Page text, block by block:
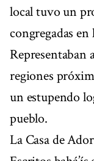
local tuvo un
congregadas
Representaban
regiones
un estupendo
pueblo.
La Casa de